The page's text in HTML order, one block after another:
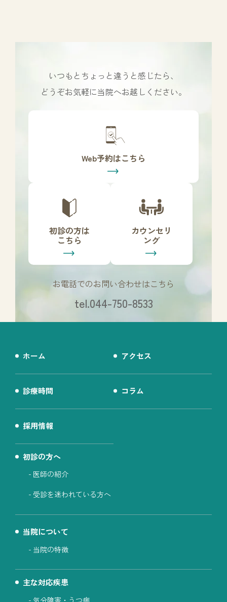
いつもとちょっと違うと感じたら、
どうぞお気軽に当院へお越しください。
Web予約はこちら
初診の方は
こちら
カ
カウンセリ
ング
お電話でのお問い合わせはこちら
tel.044-750-8533
ホーム アクセス
診療時間 コラム
採用情報
初診の方へ
医師の紹介
受診を迷われている方へ
当院について
当院の特徴
主な対応疾患